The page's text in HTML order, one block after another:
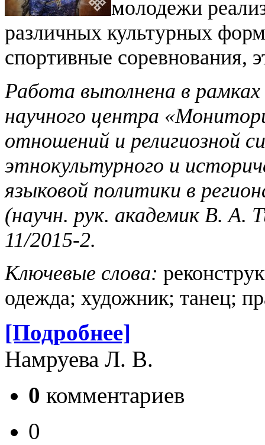
молодежи
различных культурных
спортивные соревнования,
Работа выполнена в
научного центра
отношений и религиозной
этнокультурного и
языковой политики в
(научн. рук. академик В. А.
11/2015-2.
Ключевые слова:
одежда; художник; танец;
[Подробнее]
Намруева Л. В.
0 комментариев
0